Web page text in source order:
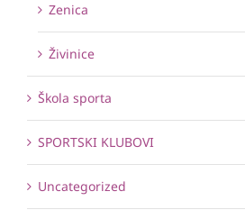
Zenica
Živinice
Škola sporta
SPORTSKI KLUBOVI
Uncategorized